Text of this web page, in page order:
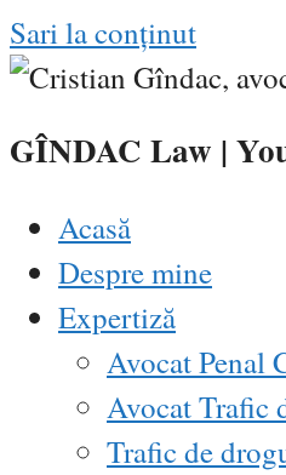
Sari la conținut
GÎNDAC Law |
Acasă
Despre mine
Expertiză
Avocat Penal
Avocat Trafic
Trafic de